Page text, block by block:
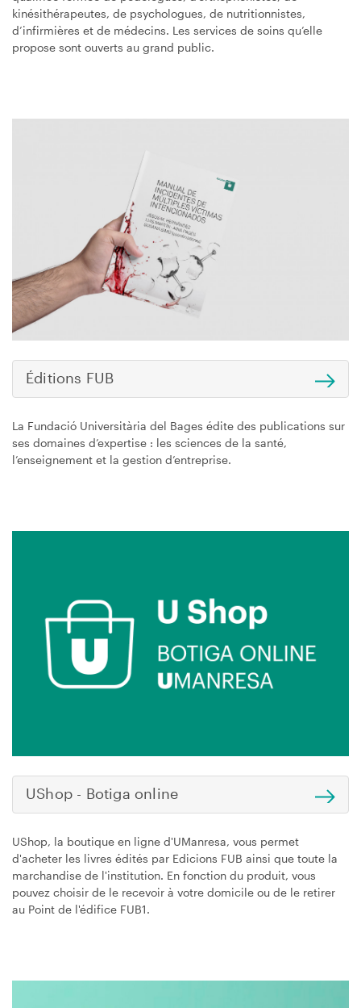
kinésithérapeutes, de psychologues, de nutritionnistes,
d’infirmières et de médecins. Les services de soins qu’elle
propose sont ouverts au grand public.
Éditions FUB
La Fundació Universitària del Bages édite des publications sur
ses domaines d’expertise : les sciences de la santé,
l’enseignement et la gestion d’entreprise.
UShop - Botiga online
UShop, la boutique en ligne d'UManresa, vous permet
d'acheter les livres édités par Edicions FUB ainsi que toute la
marchandise de l'institution. En fonction du produit, vous
pouvez choisir de le recevoir à votre domicile ou de le retirer
au Point de l'édifice FUB1.